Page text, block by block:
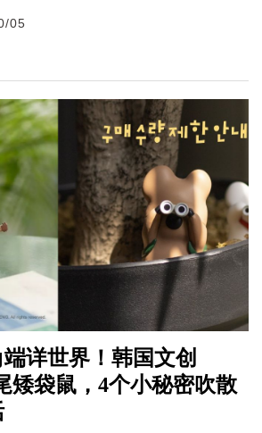
05
详世界！韩国文创
矮袋鼠，4个小秘密吹散